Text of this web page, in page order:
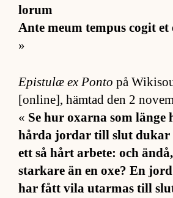
lo­rum
Ante meum tem­pus co­git et
»
Epis­tulæ ex Ponto på
[on­li­ne], häm­tad den 2
« Se hur ox­arna som länge
hårda jor­dar till slut du­kar
ett så hårt ar­be­te: och
star­kare än en oxe? En
har fått vila ut­ar­mas till